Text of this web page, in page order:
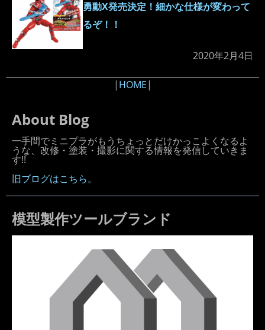
勇動X発売決定！細かな仕様が変わって
るぞ！！
2020年2月4日
| HOME|
About Blog
一手間でミニプラがもうちょっとだけかっこよくなるよ
うな、改修・塗装・撮影に関する情報を発信していきま
す!!
旧ブログはこちら。
模型製作ツールブランド